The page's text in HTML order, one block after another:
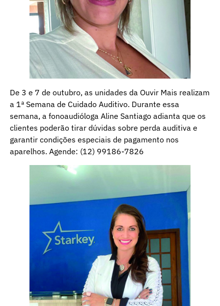
De 3 e 7 de outubro, as unidades da Ouvir Mais realizam
a 1ª Semana de Cuidado Auditivo. Durante essa
semana, a fonoaudióloga Aline Santiago adianta que os
clientes poderão tirar dúvidas sobre perda auditiva e
garantir condições especiais de pagamento nos
aparelhos. Agende: (12) 99186-7826